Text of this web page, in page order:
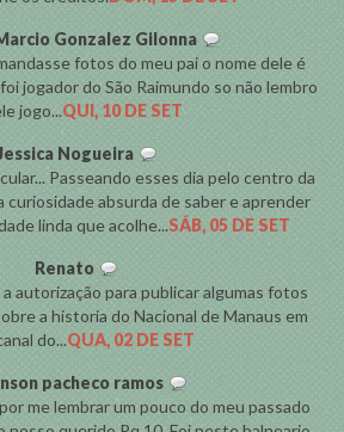
Gonzalez Gilonna
fotos do meu pai o nome dele é
jogador do São Raimundo so não lembro
jogo...QUI, 10 DE SET
Nogueira
Passeando esses dia pelo centro da
curiosidade absurda de saber e aprender
linda que acolhe...SÁB, 05 DE SET
Renato
autorização para publicar algumas fotos
a historia do Nacional de Manaus em
do...QUA, 02 DE SET
pacheco ramos
me lembrar um pouco do meu passado